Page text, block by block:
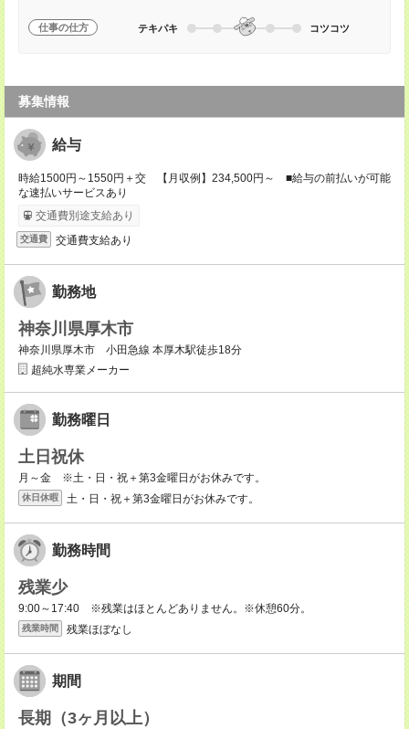
仕事の仕方 テキパキ コツコツ
募集情報
給与
時給1500円～1550円＋交 【月収例】234,500円～ ■給与の前払いが可能
な速払いサービスあり
交通費別途支給あり
交通費 交通費支給あり
勤務地
神奈川県厚木市
神奈川県厚木市 小田急線 本厚木駅徒歩18分
超純水専業メーカー
勤務曜日
土日祝休
月～金 ※土・日・祝＋第3金曜日がお休みです。
休日休暇 土・日・祝＋第3金曜日がお休みです。
勤務時間
残業少
9:00～17:40 ※残業はほとんどありません。※休憩60分。
残業時間 残業ほぼなし
期間
長期（3ヶ月以上）